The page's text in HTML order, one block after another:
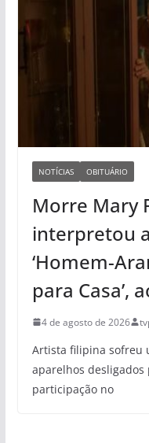
NOTÍCIAS OBITUÁRIO
Morre Mary
interpretou
‘Homem-
para Casa’,
4 de agosto de 2026
Artista filipina sofreu
aparelhos
participação no